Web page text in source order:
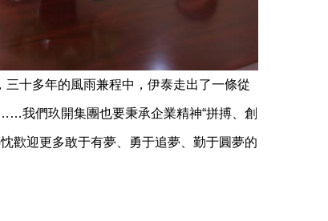
十多年的風雨兼程中，伊泰走出了一條從
我們玖開集團也要秉承企業精神“拼搏、創
歡迎更多敢于有夢、勇于追夢、勤于圓夢的